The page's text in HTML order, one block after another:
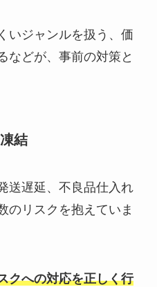
いジャンルを扱う、価
などが、事前の対策と
結
送遅延、不良品仕入れ
のリスクを抱えていま
クへの対応を正しく行